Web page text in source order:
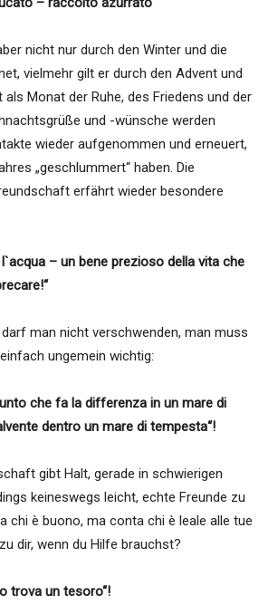
nicht nur durch den Winter und die
vielmehr gilt er durch den Advent und
Monat der Ruhe, des Friedens und der
und -wünsche werden
wieder aufgenommen und erneuert,
„geschlummert“ haben. Die
erfährt wieder besondere
l`acqua – un bene prezioso della vita che
man nicht verschwenden, man muss
ungemein wichtig:
che fa la differenza in un mare di
dentro un mare di tempesta“!
gibt Halt, gerade in schwierigen
keineswegs leicht, echte Freunde zu
chi è buono, ma conta chi è leale alle tue
dir, wenn du Hilfe brauchst?
trova un tesoro“!